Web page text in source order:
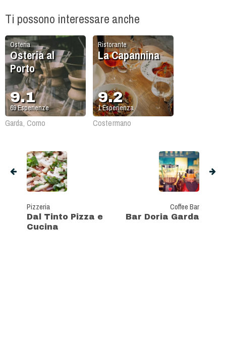
Ti possono interessare anche
Osteria
Osteria al
Porto
9.1
69Esperienze
Garda, Corno
Ristorante
La Capannina
9.2
1Esperienza
Costermano
Pizzeria
Dal Tinto Pizza e
Cucina
Coffee Bar
Bar Doria Garda